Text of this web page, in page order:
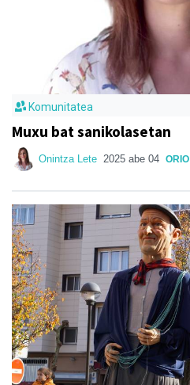
Komunitatea
Muxu bat sanikolasetan
Onintza Lete 2025 abe 04 ORIO